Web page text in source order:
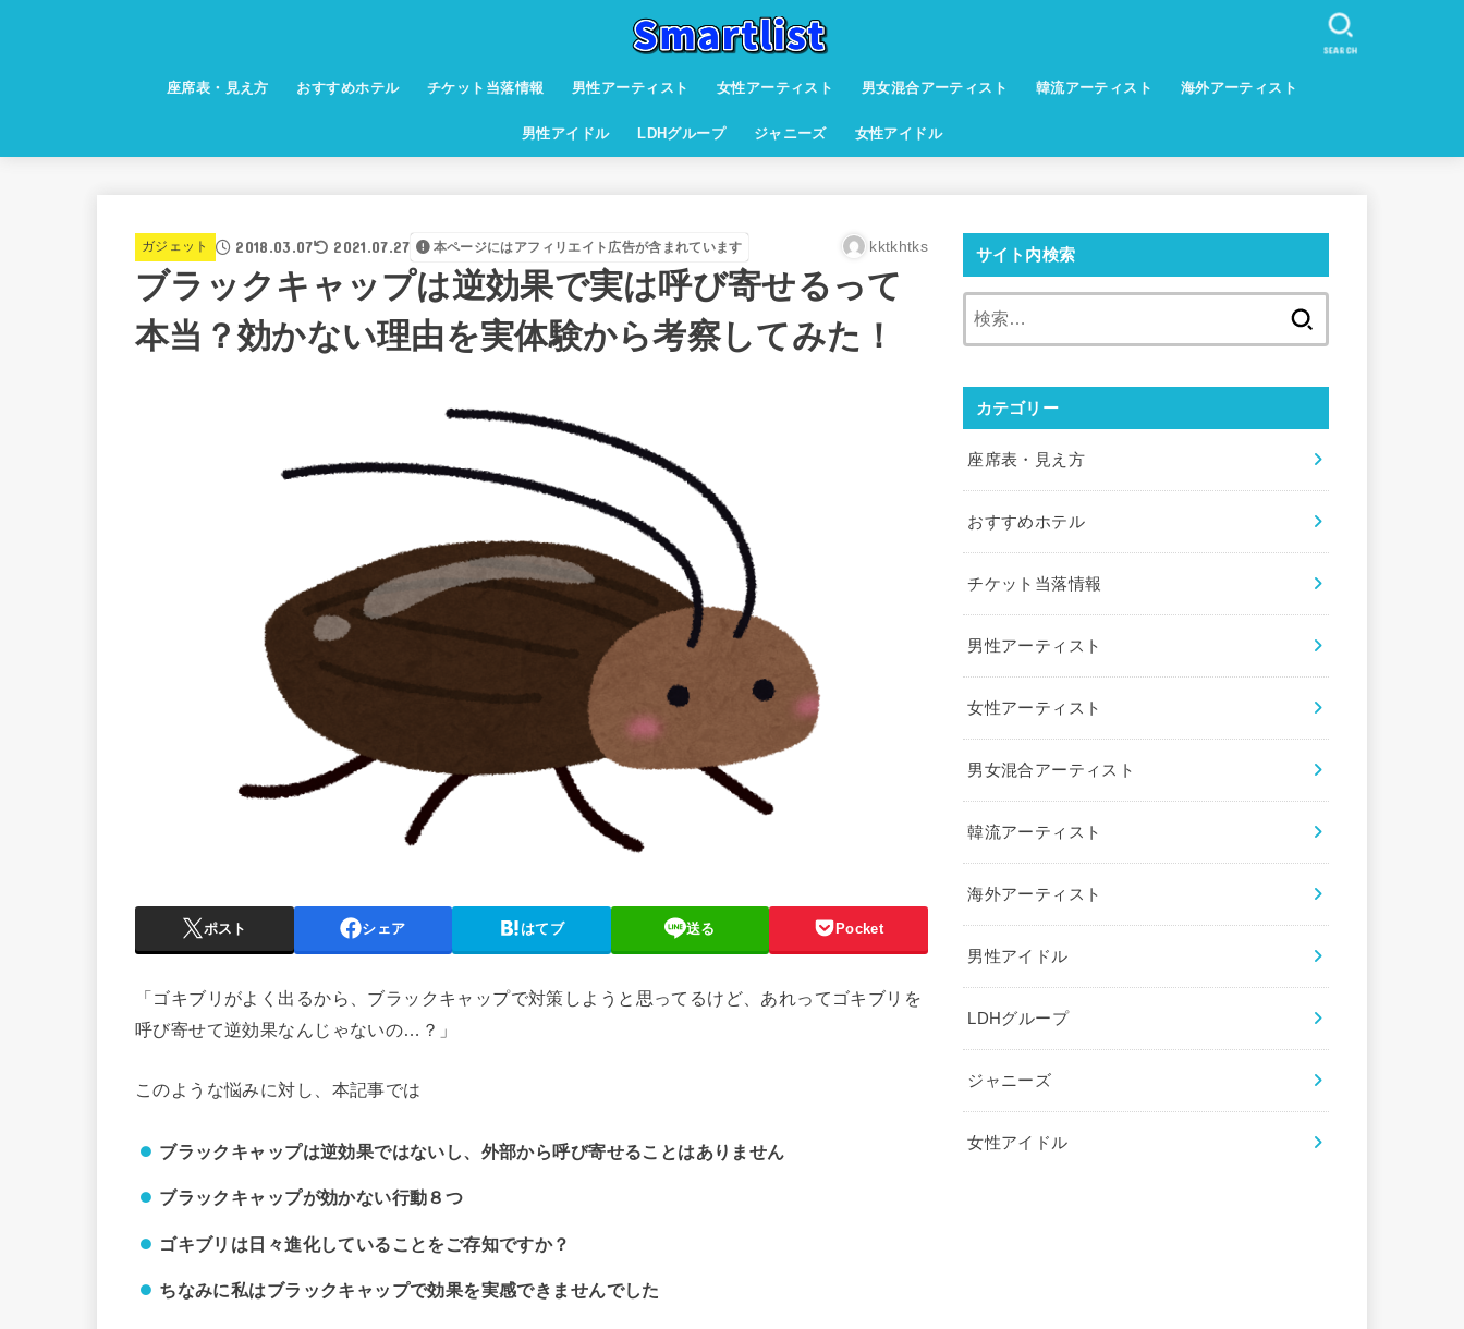
座席表・見え方 おすすめホテル チケット当落情報 男性アーティスト 女性アーティスト 男女混合アーティスト 韓流アーティスト 海外アーティスト
男性アイドル LDHグループ ジャニーズ 女性アイドル
SEARCH
ガジェット 2018.03.07 2021.07.27 本ページにはアフィリエイト広告が含まれています kktkhtks
ブラックキャップは逆効果で実は呼び寄せるって
本当？効かない理由を実体験から考察してみた！
ポスト シェア はてブ 送る Pocket
「ゴキブリがよく出るから、ブラックキャップで対策しようと思ってるけど、あれってゴキブリを
呼び寄せて逆効果なんじゃないの…？」
このような悩みに対し、本記事では
ブラックキャップは逆効果ではないし、外部から呼び寄せることはありません
ブラックキャップが効かない行動８つ
ゴキブリは日々進化していることをご存知ですか？
ちなみに私はブラックキャップで効果を実感できませんでした
サイト内検索
カテゴリー
座席表・見え方
おすすめホテル
チケット当落情報
男性アーティスト
女性アーティスト
男女混合アーティスト
韓流アーティスト
海外アーティスト
男性アイドル
LDHグループ
ジャニーズ
女性アイドル